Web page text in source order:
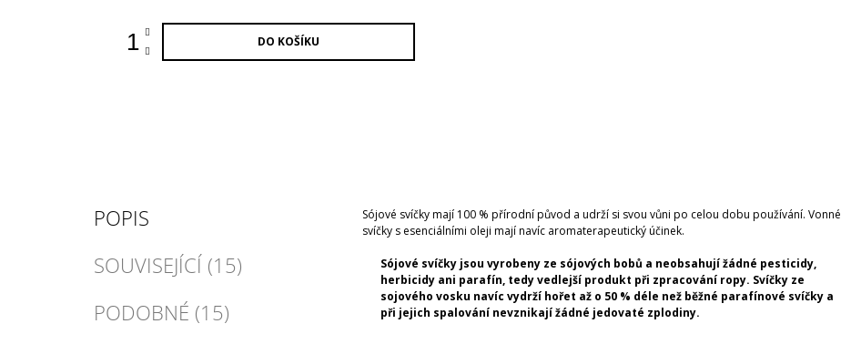
DO KOŠÍKU
POPIS
SOUVISEJÍCÍ (15)
PODOBNÉ (15)
Sójové svíčky mají 100 % přírodní původ a udrží si svou vůni po celou dobu používání. Vonné
svíčky s esenciálními oleji mají navíc aromaterapeutický účinek.
Sójové svíčky jsou vyrobeny ze sójových bobů a neobsahují žádné pesticidy,
herbicidy ani parafín, tedy vedlejší produkt při zpracování ropy. Svíčky ze
sojového vosku navíc vydrží hořet až o 50 % déle než běžné parafínové svíčky a
při jejich spalování nevznikají žádné jedovaté zplodiny.